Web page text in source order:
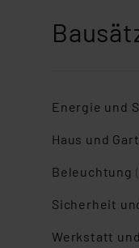
Energie und
Haus und
Beleuchtung​
Sicherheit
Werkstatt